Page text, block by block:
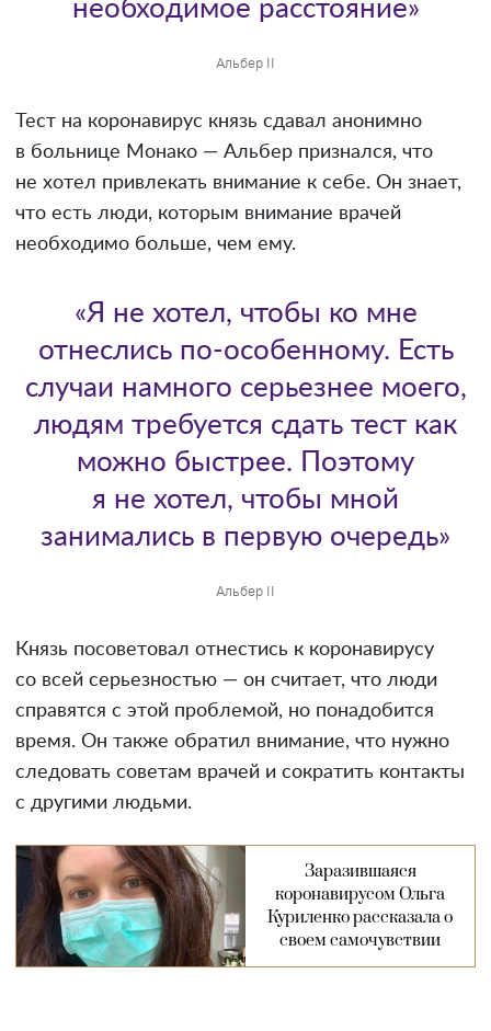
Альбер II
необходимое расстояние»
Тест на коронавирус князь сдавал анонимно
в больнице Монако — Альбер признался, что
не хотел привлекать внимание к себе. Он знает,
что есть люди, которым внимание врачей
необходимо больше, чем ему.
Альбер II
«Я не хотел, чтобы ко мне
отнеслись по-особенному. Есть
случаи намного серьезнее моего,
людям требуется сдать тест как
можно быстрее. Поэтому
я не хотел, чтобы мной
занимались в первую очередь»
Князь посоветовал отнестись к коронавирусу
со всей серьезностью — он считает, что люди
справятся с этой проблемой, но понадобится
время. Он также обратил внимание, что нужно
следовать советам врачей и сократить контакты
с другими людьми.
Заразившаяся
коронавирусом Ольга
Куриленко рассказала о
своем самочувствии